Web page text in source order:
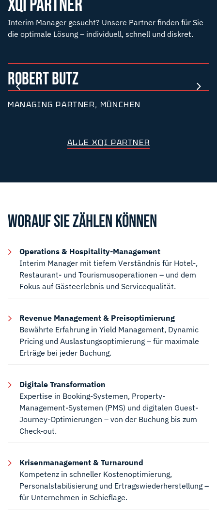
XQI PARTNER
Interim Manager gesucht? Unsere Partner finden für Sie
die optimale Lösung – individuell, schnell und diskret.
ROBERT BUTZ
MANAGING PARTNER, MÜNCHEN
ALLE XQI PARTNER
WORAUF SIE ZÄHLEN KÖNNEN
Operations & Hospitality-Management
Interim Manager mit tiefem Verständnis für Hotel-,
Restaurant- und Tourismusoperationen – und dem
Fokus auf Gästeerlebnis und Servicequalität.
Revenue Management & Preisoptimierung
Bewährte Erfahrung in Yield Management, Dynamic
Pricing und Auslastungsoptimierung – für maximale
Erträge bei jeder Buchung.
Digitale Transformation
Expertise in Booking-Systemen, Property-
Management-Systemen (PMS) und digitalen Guest-
Journey-Optimierungen – von der Buchung bis zum
Check-out.
Krisenmanagement & Turnaround
Kompetenz in schneller Kostenoptimierung,
Personalstabilisierung und Ertragswiederherstellung –
für Unternehmen in Schieflage.